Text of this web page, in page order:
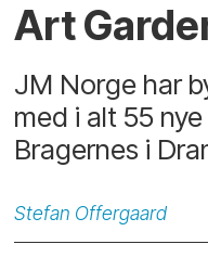
Art
JM Norge har
med i alt 55
Bragernes i
Stefan Offergaard